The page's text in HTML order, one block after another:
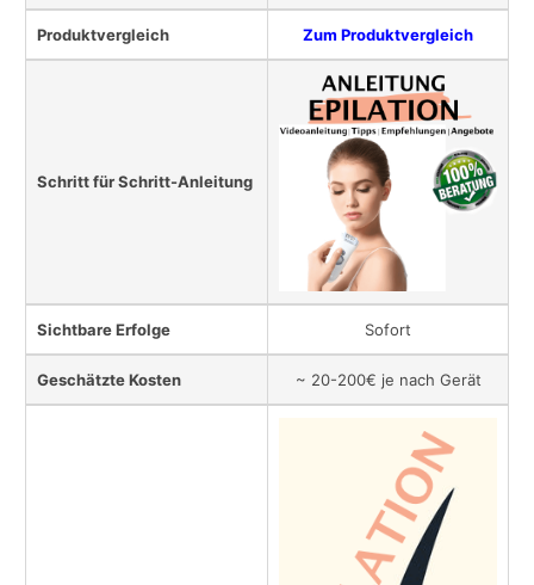
Produktvergleich Zum Produktvergleich
Schritt für Schritt-Anleitung
Sichtbare Erfolge Sofort
Geschätzte Kosten ~ 20-200€ je nach Gerät